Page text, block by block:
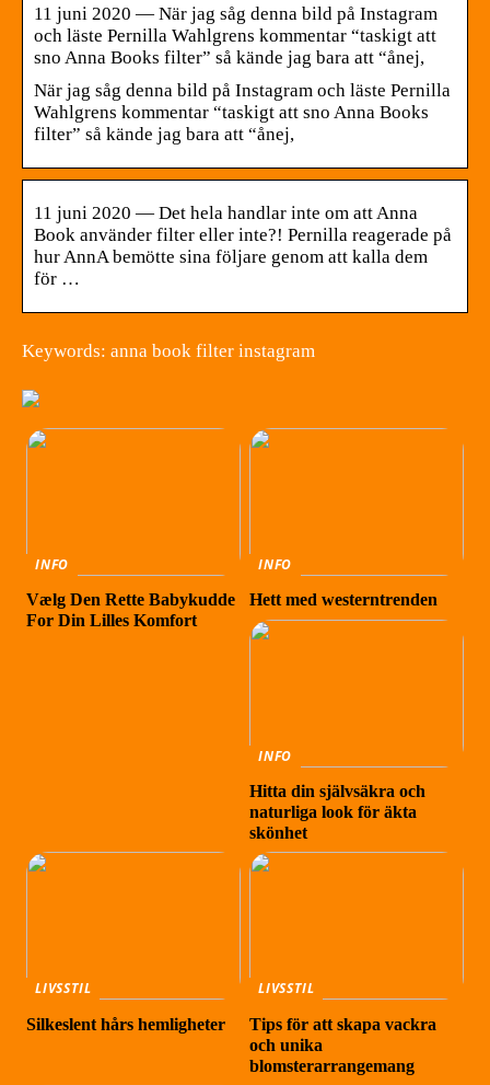
11 juni 2020 — När jag såg denna bild på Instagram
och läste Pernilla Wahlgrens kommentar “taskigt att
sno Anna Books filter” så kände jag bara att “ånej,
När jag såg denna bild på Instagram och läste Pernilla
Wahlgrens kommentar “taskigt att sno Anna Books
filter” så kände jag bara att “ånej,
11 juni 2020 — Det hela handlar inte om att Anna
Book använder filter eller inte?! Pernilla reagerade på
hur AnnA bemötte sina följare genom att kalla dem
för …
Keywords: anna book filter instagram
INFO
Vælg Den Rette Babykudde
For Din Lilles Komfort
INFO
Hett med westerntrenden
INFO
Hitta din självsäkra och
naturliga look för äkta
skönhet
LIVSSTIL
Silkeslent hårs hemligheter
LIVSSTIL
Tips för att skapa vackra
och unika
blomsterarrangemang